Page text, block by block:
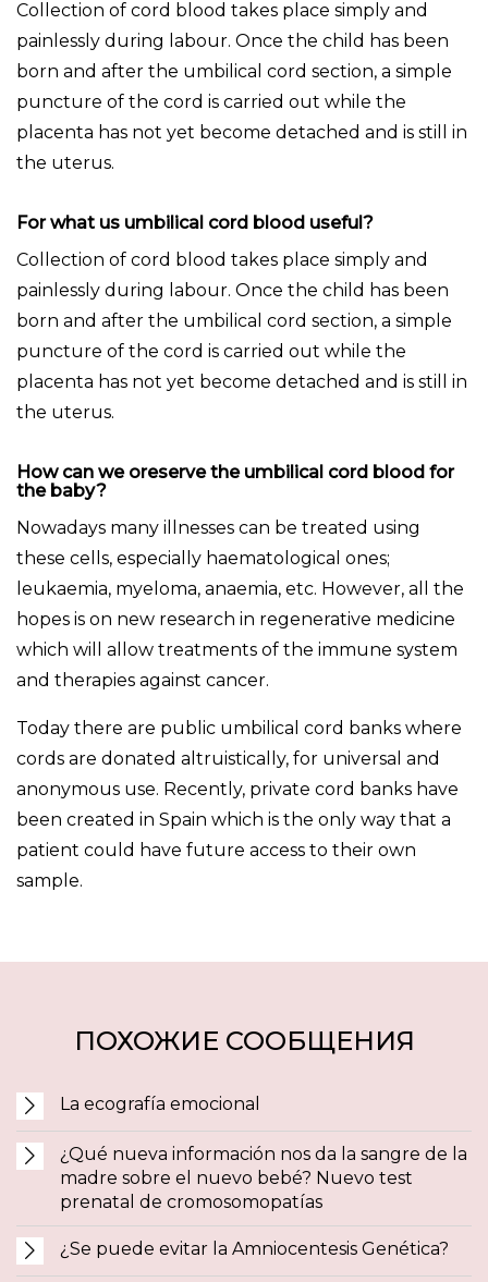
Collection of cord blood takes place simply and
painlessly during labour. Once the child has been
born and after the umbilical cord section, a simple
puncture of the cord is carried out while the
placenta has not yet become detached and is still in
the uterus.
For what us umbilical cord blood useful?
Collection of cord blood takes place simply and
painlessly during labour. Once the child has been
born and after the umbilical cord section, a simple
puncture of the cord is carried out while the
placenta has not yet become detached and is still in
the uterus.
How can we oreserve the umbilical cord blood for
the baby?
Nowadays many illnesses can be treated using
these cells, especially haematological ones;
leukaemia, myeloma, anaemia, etc. However, all the
hopes is on new research in regenerative medicine
which will allow treatments of the immune system
and therapies against cancer.
Today there are public umbilical cord banks where
cords are donated altruistically, for universal and
anonymous use. Recently, private cord banks have
been created in Spain which is the only way that a
patient could have future access to their own
sample.
ПОХОЖИЕ СООБЩЕНИЯ
La ecografía emocional
¿Qué nueva información nos da la sangre de la
madre sobre el nuevo bebé? Nuevo test
prenatal de cromosomopatías
¿Se puede evitar la Amniocentesis Genética?